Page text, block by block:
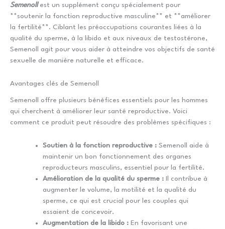
Semenollest un supplément conçu spécialement pour
**soutenir la fonction reproductive masculine** et **améliorer
la fertilité**. Ciblant les préoccupations courantes liées à la
qualité du sperme, à la libido et aux niveaux de testostérone,
Semenoll agit pour vous aider à atteindre vos objectifs de santé
sexuelle de manière naturelle et efficace.
Avantages clés de Semenoll
Semenoll offre plusieurs bénéfices essentiels pour les hommes
qui cherchent à améliorer leur santé reproductive. Voici
comment ce produit peut résoudre des problèmes spécifiques :
Soutien à la fonction reproductive : Semenoll aide à
maintenir un bon fonctionnement des organes
reproducteurs masculins, essentiel pour la fertilité.
Amélioration de la qualité du sperme : Il contribue à
augmenter le volume, la motilité et la qualité du
sperme, ce qui est crucial pour les couples qui
essaient de concevoir.
Augmentation de la libido : En favorisant une